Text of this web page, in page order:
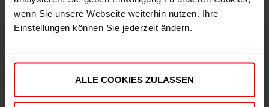
wenn Sie unsere Webseite weiterhin nutzen. Ihre
Einstellungen können Sie jederzeit ändern.
ALLE COOKIES ZULASSEN
DEINE VORTEILE IN UNSEREM SHOP